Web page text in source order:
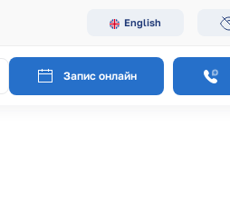
English
Запис онлайн